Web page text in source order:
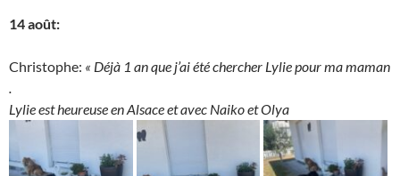
14 août:
Christophe: « Déjà 1 an que j’ai été chercher Lylie pour ma maman
Lylie est heureuse en Alsace et avec Naiko et Olya